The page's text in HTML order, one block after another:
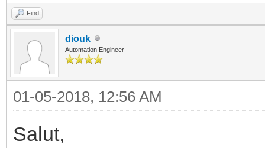
Find
diouk
Automation Engineer
01-05-2018, 12:56 AM
Salut,